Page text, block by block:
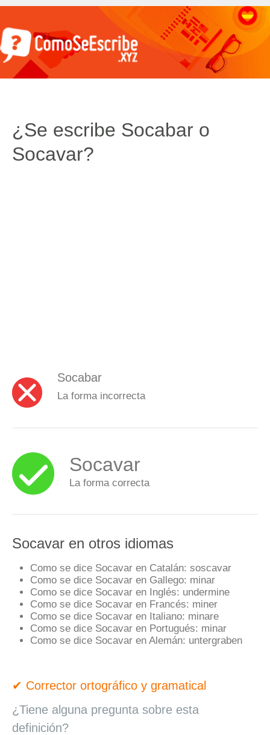
¿Se escribe Socabar o
Socavar?
Socabar
La forma incorrecta
Socavar
La forma correcta
Socavar en otros idiomas
Como se dice Socavar en Catalán: soscavar
Como se dice Socavar en Gallego: minar
Como se dice Socavar en Inglés: undermine
Como se dice Socavar en Francés: miner
Como se dice Socavar en Italiano: minare
Como se dice Socavar en Portugués: minar
Como se dice Socavar en Alemán: untergraben
✔ Corrector ortográfico y gramatical
¿Tiene alguna pregunta sobre esta
definición?